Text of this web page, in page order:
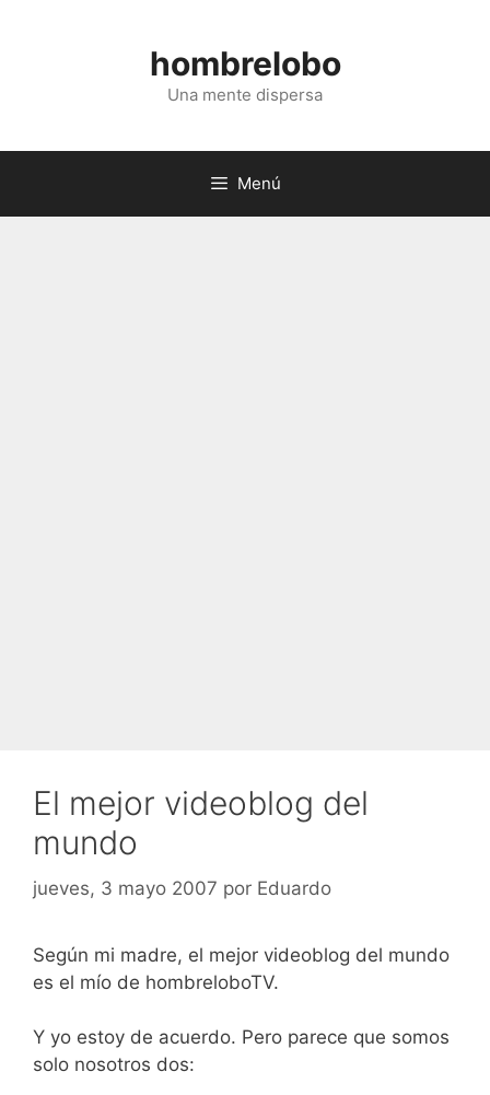
hombrelobo
Una mente dispersa
Menú
El mejor videoblog del
mundo
jueves, 3 mayo 2007 por Eduardo
Según mi madre, el mejor videoblog del mundo
es el mío de hombreloboTV.
Y yo estoy de acuerdo. Pero parece que somos
solo nosotros dos: